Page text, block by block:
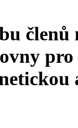
členů